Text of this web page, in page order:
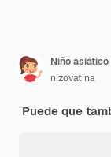
nizovatina
Puede que